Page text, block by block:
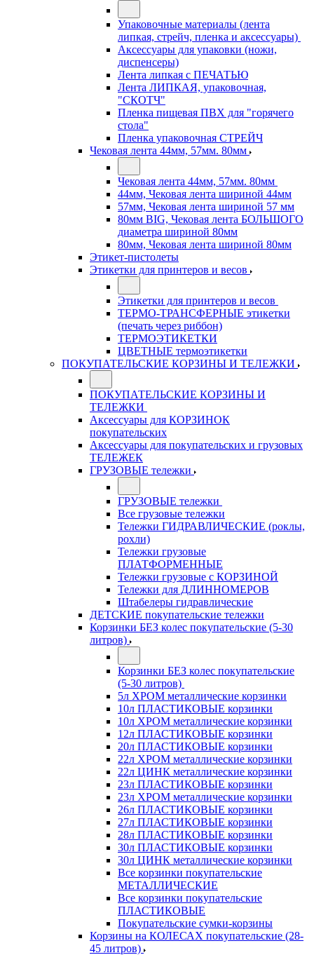
Упаковочные материалы (лента
липкая, стрейч, пленка и аксессуары)
Аксессуары для упаковки (ножи,
диспенсеры)
Лента липкая с ПЕЧАТЬЮ
Лента ЛИПКАЯ, упаковочная,
"СКОТЧ"
Пленка пищевая ПВХ для "горячего
стола"
Пленка упаковочная СТРЕЙЧ
Чековая лента 44мм, 57мм. 80мм
Чековая лента 44мм, 57мм. 80мм
44мм, Чековая лента шириной 44мм
57мм, Чековая лента шириной 57 мм
80мм BIG, Чековая лента БОЛЬШОГО
диаметра шириной 80мм
80мм, Чековая лента шириной 80мм
Этикет-пистолеты
Этикетки для принтеров и весов
Этикетки для принтеров и весов
ТЕРМО-ТРАНСФЕРНЫЕ этикетки
(печать через риббон)
ТЕРМОЭТИКЕТКИ
ЦВЕТНЫЕ термоэтикетки
ПОКУПАТЕЛЬСКИЕ КОРЗИНЫ И ТЕЛЕЖКИ
ПОКУПАТЕЛЬСКИЕ КОРЗИНЫ И
ТЕЛЕЖКИ
Аксессуары для КОРЗИНОК
покупательских
Аксессуары для покупательских и грузовых
ТЕЛЕЖЕК
ГРУЗОВЫЕ тележки
ГРУЗОВЫЕ тележки
Все грузовые тележки
Тележки ГИДРАВЛИЧЕСКИЕ (роклы,
рохли)
Тележки грузовые
ПЛАТФОРМЕННЫЕ
Тележки грузовые с КОРЗИНОЙ
Тележки для ДЛИННОМЕРОВ
Штабелеры гидравлические
ДЕТСКИЕ покупательские тележки
Корзинки БЕЗ колес покупательские (5-30
литров)
Корзинки БЕЗ колес покупательские
(5-30 литров)
5л ХРОМ металлические корзинки
10л ПЛАСТИКОВЫЕ корзинки
10л ХРОМ металлические корзинки
12л ПЛАСТИКОВЫЕ корзинки
20л ПЛАСТИКОВЫЕ корзинки
22л ХРОМ металлические корзинки
22л ЦИНК металлические корзинки
23л ПЛАСТИКОВЫЕ корзинки
23л ХРОМ металлические корзинки
26л ПЛАСТИКОВЫЕ корзинки
27л ПЛАСТИКОВЫЕ корзинки
28л ПЛАСТИКОВЫЕ корзинки
30л ПЛАСТИКОВЫЕ корзинки
30л ЦИНК металлические корзинки
Все корзинки покупательские
МЕТАЛЛИЧЕСКИЕ
Все корзинки покупательские
ПЛАСТИКОВЫЕ
Покупательские сумки-корзины
Корзины на КОЛЕСАХ покупательские (28-
45 литров)